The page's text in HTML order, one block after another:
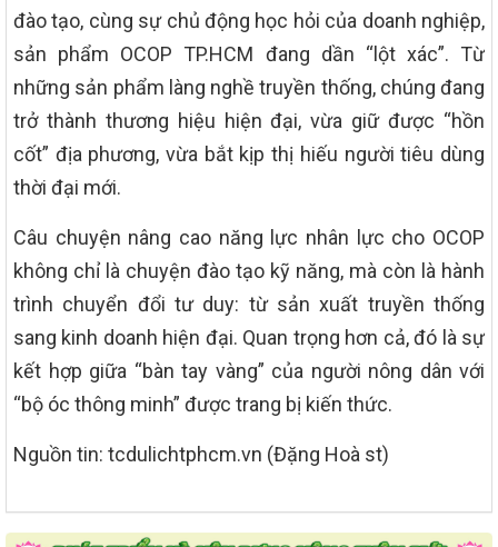
đào tạo, cùng sự chủ động học hỏi của doanh nghiệp,
sản phẩm OCOP TP.HCM đang dần “lột xác”. Từ
những sản phẩm làng nghề truyền thống, chúng đang
trở thành thương hiệu hiện đại, vừa giữ được “hồn
cốt” địa phương, vừa bắt kịp thị hiếu người tiêu dùng
thời đại mới.
Câu chuyện nâng cao năng lực nhân lực cho OCOP
không chỉ là chuyện đào tạo kỹ năng, mà còn là hành
trình chuyển đổi tư duy: từ sản xuất truyền thống
sang kinh doanh hiện đại. Quan trọng hơn cả, đó là sự
kết hợp giữa “bàn tay vàng” của người nông dân với
“bộ óc thông minh” được trang bị kiến thức.
Nguồn tin: tcdulichtphcm.vn (Đặng Hoà st)